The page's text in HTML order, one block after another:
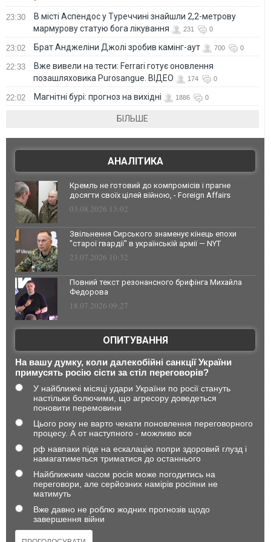
23:30
В місті Аспендос у Туреччині знайшли 2,2-метрову
мармурову статую бога лікування
231 0
23:02 Брат Анджеліни Джолі зробив камінг-аут 700 0
22:33
Вже вивели на тести: Ferrari готує оновлення
позашляховика Purosangue. ВІДЕО
174 0
22:02 Магнітні бурі: прогноз на вихідні 1886 0
БІЛЬШЕ
АНАЛІТИКА
Кремль не готовий до компромісів і прагне
досягти своїх цілей війною, - Foreign Affairs
03.08.2026 13:02
Звільнення Сирського знаменує кінець епохи
"старої гвардії" в українській армії — NYT
23.07.2026 10:32
Повний текст резонансного брифінга Михайла
Федорова
18.07.2026 09:27
ОПИТУВАННЯ
На вашу думку, коли далекобійні санкції України
примусять росію сісти за стіл переговорів?
У найближчі місяці удари України по росії стануть
настільки болючими, що агресору доведеться
поновити перемовини
Цього року не варто чекати поновлення переговорного
процесу. А от наступного - можливо все
рф навпаки піде на ескалацію попри здоровий глузд і
намагатиметься триматися до останнього
Найближчим часом росія може погодитись на
переговори, але серйозних намірів росіяни не
матимуть
Вже давно не роблю жодних прогнозів щодо
завершення війни